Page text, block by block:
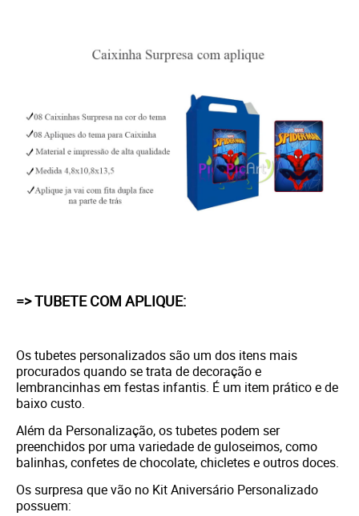
=> TUBETE COM APLIQUE:
Os tubetes personalizados são um dos itens mais
procurados quando se trata de decoração e
lembrancinhas em festas infantis. É um item prático e de
baixo custo.
Além da Personalização, os tubetes podem ser
preenchidos por uma variedade de guloseimos, como
balinhas, confetes de chocolate, chicletes e outros doces.
Os surpresa que vão no Kit Aniversário Personalizado
possuem: